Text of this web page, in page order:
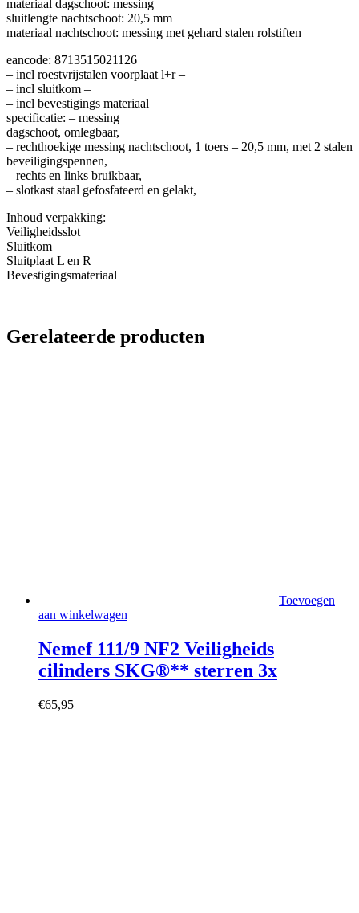
materiaal dagschoot: messing
sluitlengte nachtschoot: 20,5 mm
materiaal nachtschoot: messing met gehard stalen rolstiften
eancode: 8713515021126
– incl roestvrijstalen voorplaat l+r –
– incl sluitkom –
– incl bevestigings materiaal
specificatie: – messing
dagschoot, omlegbaar,
– rechthoekige messing nachtschoot, 1 toers – 20,5 mm, met 2 stalen
beveiligingspennen,
– rechts en links bruikbaar,
– slotkast staal gefosfateerd en gelakt,
Inhoud verpakking:
Veiligheidsslot
Sluitkom
Sluitplaat L en R
Bevestigingsmateriaal
Gerelateerde producten
Toevoegen
aan winkelwagen
Nemef 111/9 NF2 Veiligheids
cilinders SKG®** sterren 3x
€65,95